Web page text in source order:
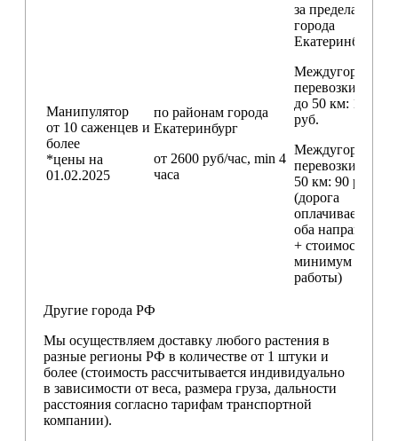
Манипулятор
от 10 саженцев и
более
*цены на
01.02.2025
по районам города
Екатеринбург
от 2600 руб/час, min 4
часа
за пределами
города
Екатеринбург
Междугородние
перевозки
до 50 км: 18 000
руб.
Междугородние
перевозки
50 км: 90 руб./км
(дорога
оплачивается в
оба направления
+ стоимость
минимум 4
работы)
Другие города РФ
Мы осуществляем доставку любого растения в
разные регионы РФ в количестве от 1 штуки и
более (стоимость рассчитывается индивидуально
в зависимости от веса, размера груза, дальности
расстояния согласно тарифам транспортной
компании).